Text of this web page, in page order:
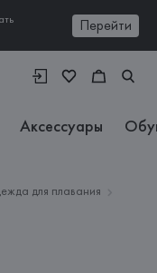
Перейти
Аксессуары
для плавания